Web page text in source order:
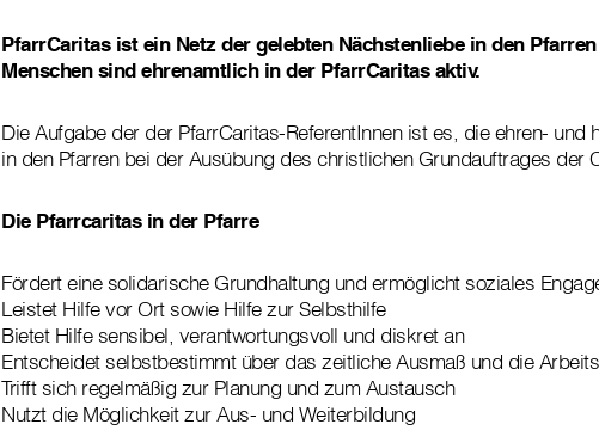
PfarrCaritas ist ein Netz der gelebten Nächstenliebe in den
Menschen sind ehrenamtlich in der PfarrCaritas aktiv.
Die Aufgabe der der PfarrCaritas-ReferentInnen ist es, die ehren- und
in den Pfarren bei der Ausübung des christlichen Grundauftrages der
Die Pfarrcaritas in der Pfarre
Fördert eine solidarische Grundhaltung und ermöglicht soziales
Leistet Hilfe vor Ort sowie Hilfe zur Selbsthilfe
Bietet Hilfe sensibel, verantwortungsvoll und diskret an
Entscheidet selbstbestimmt über das zeitliche Ausmaß und die
Trifft sich regelmäßig zur Planung und zum Austausch
Nutzt die Möglichkeit zur Aus- und Weiterbildung